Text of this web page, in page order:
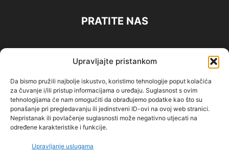
Upravljajte pristankom
Da bismo pružili najbolje iskustvo, koristimo tehnologije poput kolačića
za čuvanje i/ili pristup informacijama o uređaju. Suglasnost s ovim
tehnologijama će nam omogućiti da obrađujemo podatke kao što su
ponašanje pri pregledavanju ili jedinstveni ID-ovi na ovoj web stranici.
Nepristanak ili povlačenje suglasnosti može negativno utjecati na
određene karakteristike i funkcije.
Upravljanje uslugama
PRATITE NAS
PRAVILA KORIŠTENJA
O NAMA
©